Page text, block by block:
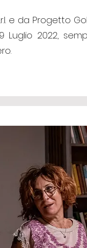
e da Progetto
Luglio 2022,